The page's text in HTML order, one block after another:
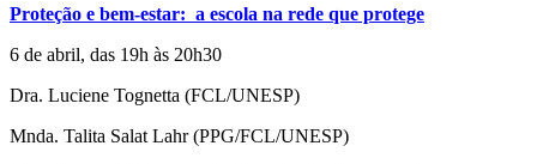
Proteção e bem-estar: a escola na rede que protege
6 de abril, das 19h às 20h30
Dra. Luciene Tognetta (FCL/UNESP)
Mnda. Talita Salat Lahr (PPG/FCL/UNESP)